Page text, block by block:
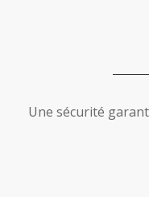
Une sécurité